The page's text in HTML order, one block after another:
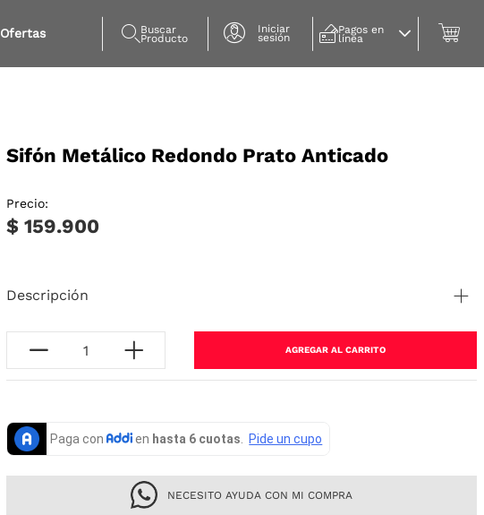
Ofertas Buscar
Producto
Iniciar
sesión
Pagos en
línea
Sifón Metálico Redondo Prato Anticado
Precio:
$ 159.900
Descripción
AGREGAR AL CARRITO
NECESITO AYUDA CON MI COMPRA